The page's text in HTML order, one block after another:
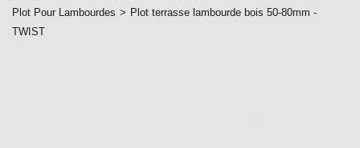
Plot Pour Lambourdes > Plot terrasse lambourde bois 50-80mm -
TWIST